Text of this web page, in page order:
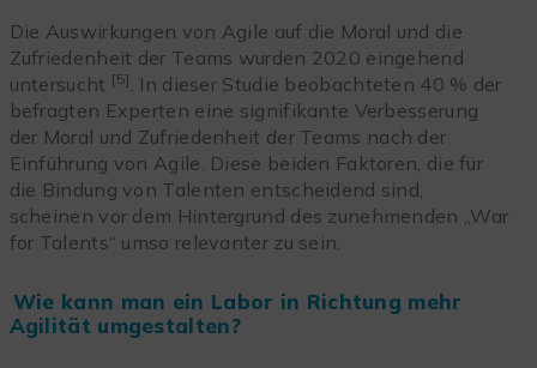
Die Auswirkungen von Agile auf die Moral und die
Zufriedenheit der Teams wurden 2020 eingehend
untersucht [5]
. In dieser Studie beobachteten 40 % der
befragten Experten eine signifikante Verbesserung
der Moral und Zufriedenheit der Teams nach der
Einführung von Agile. Diese beiden Faktoren, die für
die Bindung von Talenten entscheidend sind,
scheinen vor dem Hintergrund des zunehmenden „War
for Talents“ umso relevanter zu sein.
Wie kann man ein Labor in Richtung mehr
Agilität umgestalten?